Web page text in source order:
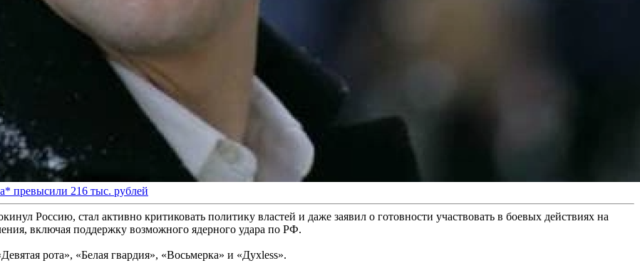
превысили 216 тыс. рублей
Россию, стал активно критиковать политику властей и даже заявил о готовности участвовать в боевых действиях на
включая поддержку возможного ядерного удара по РФ.
рота», «Белая гвардия», «Восьмерка» и «Духless».